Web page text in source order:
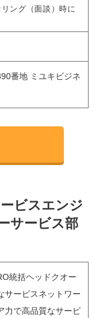
ング（面談）時に
番地 ミユキビジネ
ビスエンジ
サービス部
統括ヘッドクオー
サービスネットワー
力で高品質なサービ